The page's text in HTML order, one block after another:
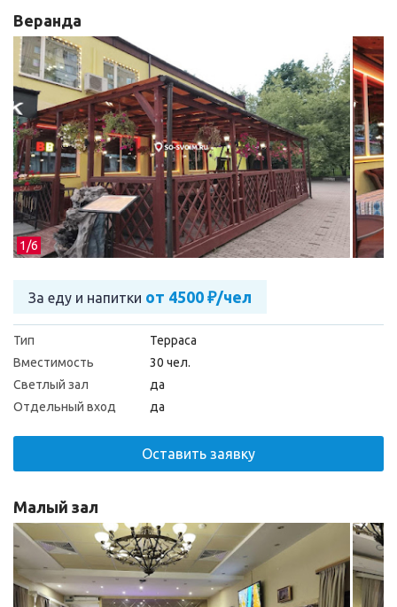
1/6
Веранда
За еду и напитки от 4500 ₽/чел
Тип
Терраса
Вместимость
30 чел.
Светлый зал
да
Отдельный вход
да
Оставить заявку
Малый зал